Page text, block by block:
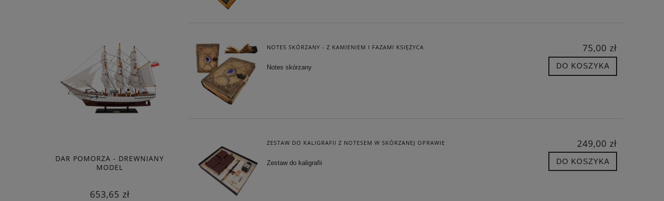
DAR POMORZA - DREWNIANY
MODEL
653,65 zł
NOTES SKÓRZANY - Z KAMIENIEM I FAZAMI KSIĘŻYCA
Notes skórzany
75,00 zł
DO KOSZYKA
ZESTAW DO KALIGRAFII Z NOTESEM W SKÓRZANEJ OPRAWIE
Zestaw do kaligrafii
249,00 zł
DO KOSZYKA